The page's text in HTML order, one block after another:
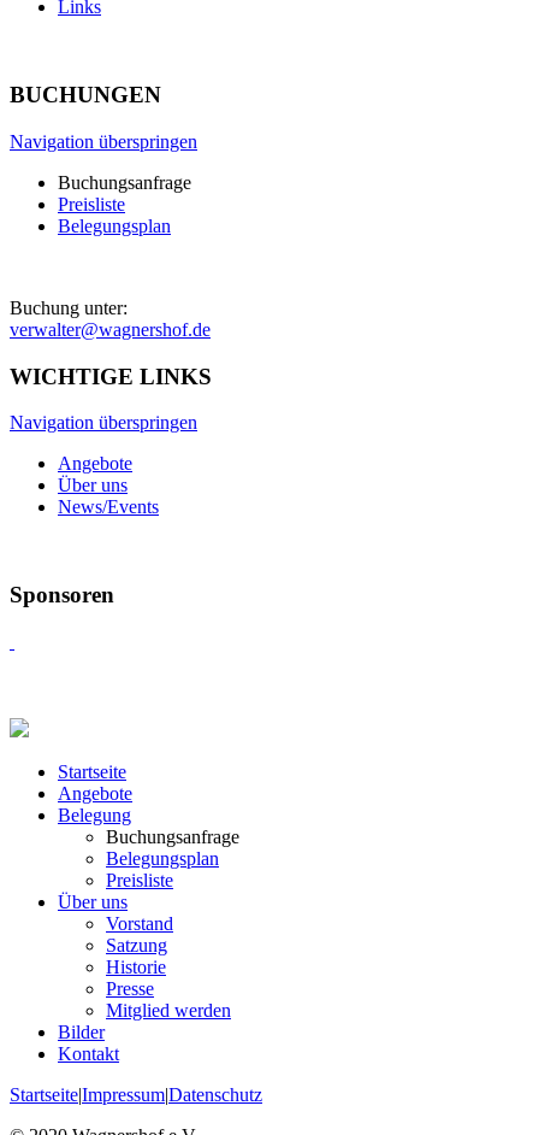
Links
BUCHUNGEN
Navigation überspringen
Buchungsanfrage
Preisliste
Belegungsplan
Buchung unter:
verwalter@wagnershof.de
WICHTIGE LINKS
Navigation überspringen
Angebote
Über uns
News/Events
Sponsoren
Startseite
Angebote
Belegung
Buchungsanfrage
Belegungsplan
Preisliste
Über uns
Vorstand
Satzung
Historie
Presse
Mitglied werden
Bilder
Kontakt
Startseite|Impressum|Datenschutz